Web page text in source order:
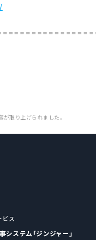
が取り上げられました。
ビス
システム「ジンジャー」